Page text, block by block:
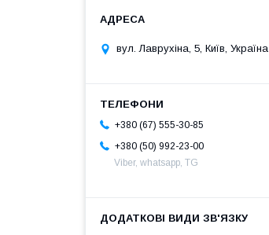
вул. Лаврухіна, 5, Київ, Україна
+380 (67) 555-30-85
+380 (50) 992-23-00
Viber, whatsapp, TG